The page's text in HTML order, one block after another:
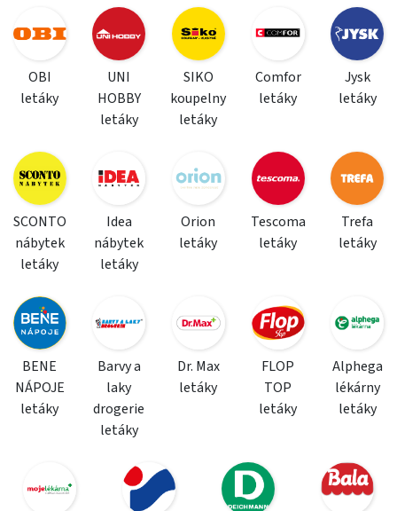
OBI
letáky
UNI
HOBBY
letáky
SIKO
koupelny
letáky
Comfor
letáky
Jysk
letáky
SCONTO
nábytek
letáky
Idea
nábytek
letáky
Orion
letáky
Tescoma
letáky
Trefa
letáky
BENE
NÁPOJE
letáky
Barvy a
laky
drogerie
letáky
Dr. Max
letáky
FLOP
TOP
letáky
Alphega
lékárny
letáky